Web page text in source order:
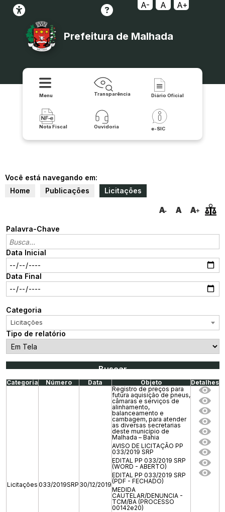
A- A A+
Prefeitura de Malhada
Menu Transparência Diário Oficial
Nota Fiscal Ouvidoria e-SIC
Você está navegando em:
Home
Publicações Licitações
Palavra-Chave
Data Inicial
Data Final
Categoria
Licitações
Tipo de relatório
Categoria Número Data Objeto Detalhes
Licitações 033/2019SRP 30/12/2019
Registro de preços para
futura aquisição de pneus,
câmaras e serviços de
alinhamento,
balanceamento e
cambagem, para atender
as diversas secretarias
deste município de
Malhada – Bahia
AVISO DE LICITAÇÃO PP
033/2019 SRP
EDITAL PP 033/2019 SRP
(WORD - ABERTO)
EDITAL PP 033/2019 SRP
(PDF - FECHADO)
MEDIDA
CAUTELAR/DENUNCIA -
TCM/BA (PROCESSO
00142e20)